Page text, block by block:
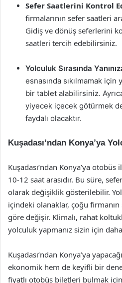
Sefer Saatlerini Kontrol
firmalarının sefer saatleri
Gidiş ve dönüş seferlerini
saatleri tercih edebilirsiniz.
Yolculuk Sırasında
esnasında sıkılmamak için
bir tablet alabilirsiniz.
yiyecek içecek götürmek
faydalı olacaktır.
Kuşadası’ndan Konya’ya
Kuşadası’ndan Konya’ya
10-12 saat arasıdır. Bu süre,
olarak değişiklik gösterilebilir.
içindeki olanaklar, çoğu
göre değişir. Klimalı, rahat
yolculuk yapmanız sizin için
Kuşadası’ndan Konya’ya
ekonomik hem de keyifli bir
fiyatlı otobüs biletleri bulmak